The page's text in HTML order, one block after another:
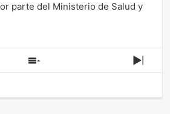
parte del Ministerio de Salud y
Show
Next